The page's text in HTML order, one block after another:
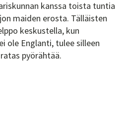
kanssa toista tuntia
maiden erosta. Tälläisten
keskustella, kun
ole Englanti, tulee silleen
pyörähtää.